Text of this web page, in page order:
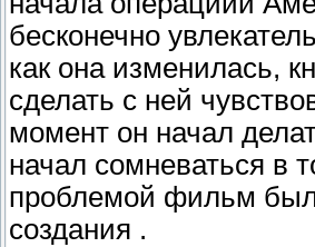
бесконечно
как она изменилась,
сделать с ней
момент он начал
начал сомневаться в
проблемой фильм
создания .